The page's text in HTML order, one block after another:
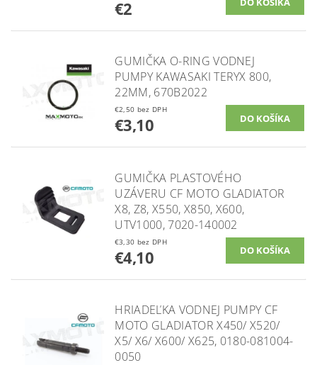
€2
GUMIČKA O-RING VODNEJ
PUMPY KAWASAKI TERYX 800,
22MM, 670B2022
€2,50 bez DPH
€3,10
GUMIČKA PLASTOVÉHO
UZÁVERU CF MOTO GLADIATOR
X8, Z8, X550, X850, X600,
UTV1000, 7020-140002
€3,30 bez DPH
€4,10
HRIADEĽKA VODNEJ PUMPY CF
MOTO GLADIATOR X450/ X520/
X5/ X6/ X600/ X625, 0180-081004-
0050